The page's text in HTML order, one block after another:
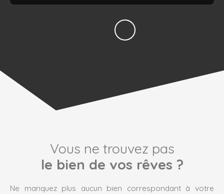
Vous ne trouvez pas
le bien de vos rêves ?
Ne manquez plus aucun bien correspondant à votre